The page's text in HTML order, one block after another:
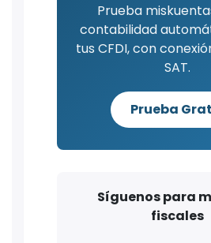
Prueba
contabilidad
tus CFDI, con
SAT.
Prueba
Síguenos para
fiscales